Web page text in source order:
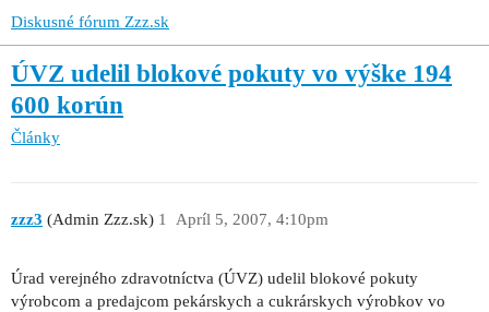
Diskusné fórum Zzz.sk
ÚVZ udelil blokové pokuty vo výške 194
600 korún
Články
zzz3 (Admin Zzz.sk) Apríl 5, 2007, 4:10pm
1
Úrad verejného zdravotníctva (ÚVZ) udelil blokové pokuty
výrobcom a predajcom pekárskych a cukrárskych výrobkov vo